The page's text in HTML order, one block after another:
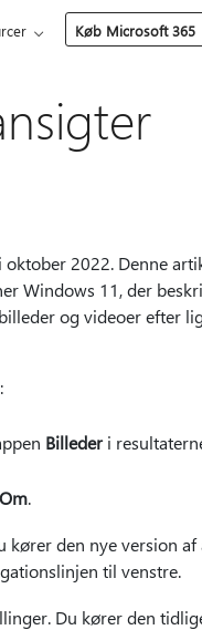
Køb Microsoft 365
2022. Denne
Windows 11, der
og videoer efter
Billederi
Om.
den nye version af
til venstre.
Du kører den